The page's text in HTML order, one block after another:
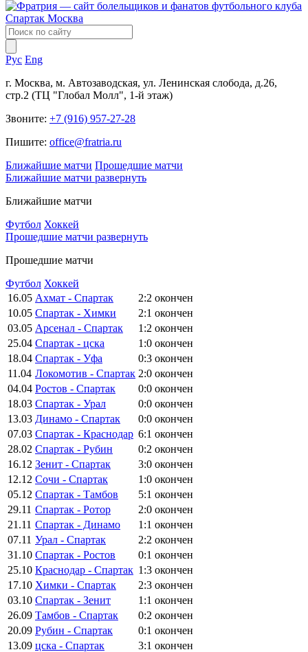
Рус Eng
г. Москва, м. Автозаводская, ул. Ленинская слобода, д.26,
стр.2 (ТЦ "Глобал Молл", 1-й этаж)
Звоните: +7 (916) 957-27-28
Пишите: office@fratria.ru
Ближайшие матчи Прошедшие матчи
Ближайшие матчи развернуть
Ближайшие матчи
Футбол Хоккей
Прошедшие матчи развернуть
Прошедшие матчи
Футбол Хоккей
16.05 Ахмат - Спартак 2:2 окончен
10.05 Спартак - Химки 2:1 окончен
03.05 Арсенал - Спартак 1:2 окончен
25.04 Спартак - цска 1:0 окончен
18.04 Спартак - Уфа 0:3 окончен
11.04 Локомотив - Спартак 2:0 окончен
04.04 Ростов - Спартак 0:0 окончен
18.03 Спартак - Урал 0:0 окончен
13.03 Динамо - Спартак 0:0 окончен
07.03 Спартак - Краснодар 6:1 окончен
28.02 Спартак - Рубин 0:2 окончен
16.12 Зенит - Спартак 3:0 окончен
12.12 Сочи - Спартак 1:0 окончен
05.12 Спартак - Тамбов 5:1 окончен
29.11 Спартак - Ротор 2:0 окончен
21.11 Спартак - Динамо 1:1 окончен
07.11 Урал - Спартак 2:2 окончен
31.10 Спартак - Ростов 0:1 окончен
25.10 Краснодар - Спартак 1:3 окончен
17.10 Химки - Спартак 2:3 окончен
03.10 Спартак - Зенит 1:1 окончен
26.09 Тамбов - Спартак 0:2 окончен
20.09 Рубин - Спартак 0:1 окончен
13.09 цска - Спартак 3:1 окончен